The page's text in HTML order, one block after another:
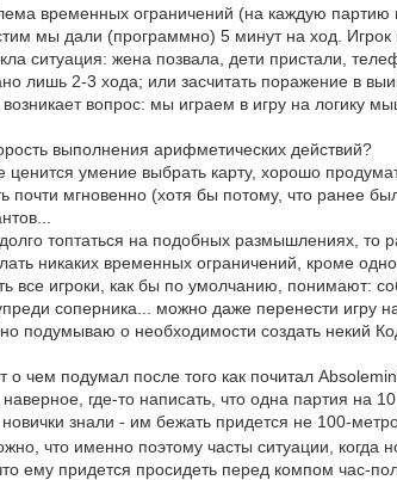
временных ограничений (на каждую партию
мы дали (программно) 5 минут на ход. Игрок
ситуация: жена позвала, дети пристали,
лишь 2-3 хода; или засчитать поражение в
возникает вопрос: мы играем в игру на логику
выполнения арифметических действий?
ценится умение выбрать карту, хорошо
почти мгновенно (хотя бы потому, что ранее
топтаться на подобных размышлениях, то
никаких временных ограничений, кроме
все игроки, как бы по умолчанию, понимают:
соперника... можно даже перенести игру
подумываю о необходимости создать некий
о чем подумал после того как почитал
где-то написать, что одна партия на
новички знали - им бежать придется не 100-
что именно поэтому часты ситуации, когда
ему придется просидеть перед компом час-